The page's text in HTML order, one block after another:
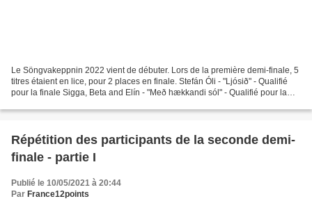
Le Söngvakeppnin 2022 vient de débuter. Lors de la première demi-finale, 5
titres étaient en lice, pour 2 places en finale. Stefán Óli - "Ljósið" - Qualifié
pour la finale Sigga, Beta and Elín - "Með hækkandi sól" - Qualifié pour la
Répétition des participants de la seconde demi-
finale - partie I
Publié le 10/05/2021 à 20:44
Par France12points